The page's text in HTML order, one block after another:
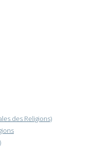
des Religions)